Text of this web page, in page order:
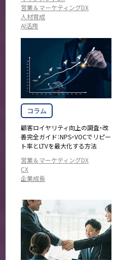
営業＆マーケティングDX
人材育成
AI活用
コラム
顧客ロイヤリティ向上の調査・改
善完全ガイド：NPS・VOCでリピー
ト率とLTVを最大化する方法
営業＆マーケティングDX
CX
企業成長